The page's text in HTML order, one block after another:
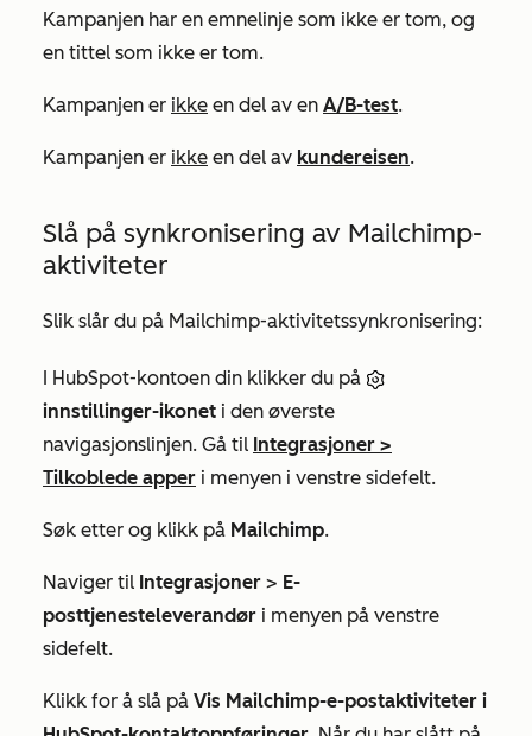
Kampanjen har en emnelinje som ikke er tom, og
en tittel som ikke er tom.
Kampanjen er ikke en del av en A/B-test.
Kampanjen er ikke en del av kundereisen.
Slå på synkronisering av Mailchimp-
aktiviteter
Slik slår du på Mailchimp-aktivitetssynkronisering:
I HubSpot-kontoen din klikker du på
innstillinger-ikonet i den øverste
navigasjonslinjen. Gå til Integrasjoner >
Tilkoblede apper i menyen i venstre sidefelt.
Søk etter og klikk på Mailchimp.
Naviger til Integrasjoner > E-
posttjenesteleverandør i menyen på venstre
sidefelt.
Klikk for å slå på Vis Mailchimp-e-postaktiviteter i